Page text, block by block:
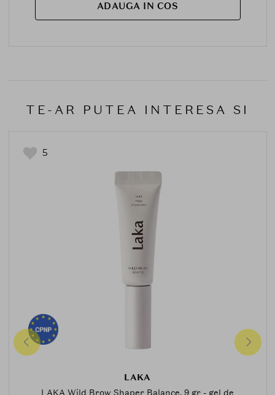
ADAUGA IN COS
TE-AR PUTEA INTERESA SI
5
LAKA
LAKA Wild Brow Shaper Balance, 9 gr - gel de